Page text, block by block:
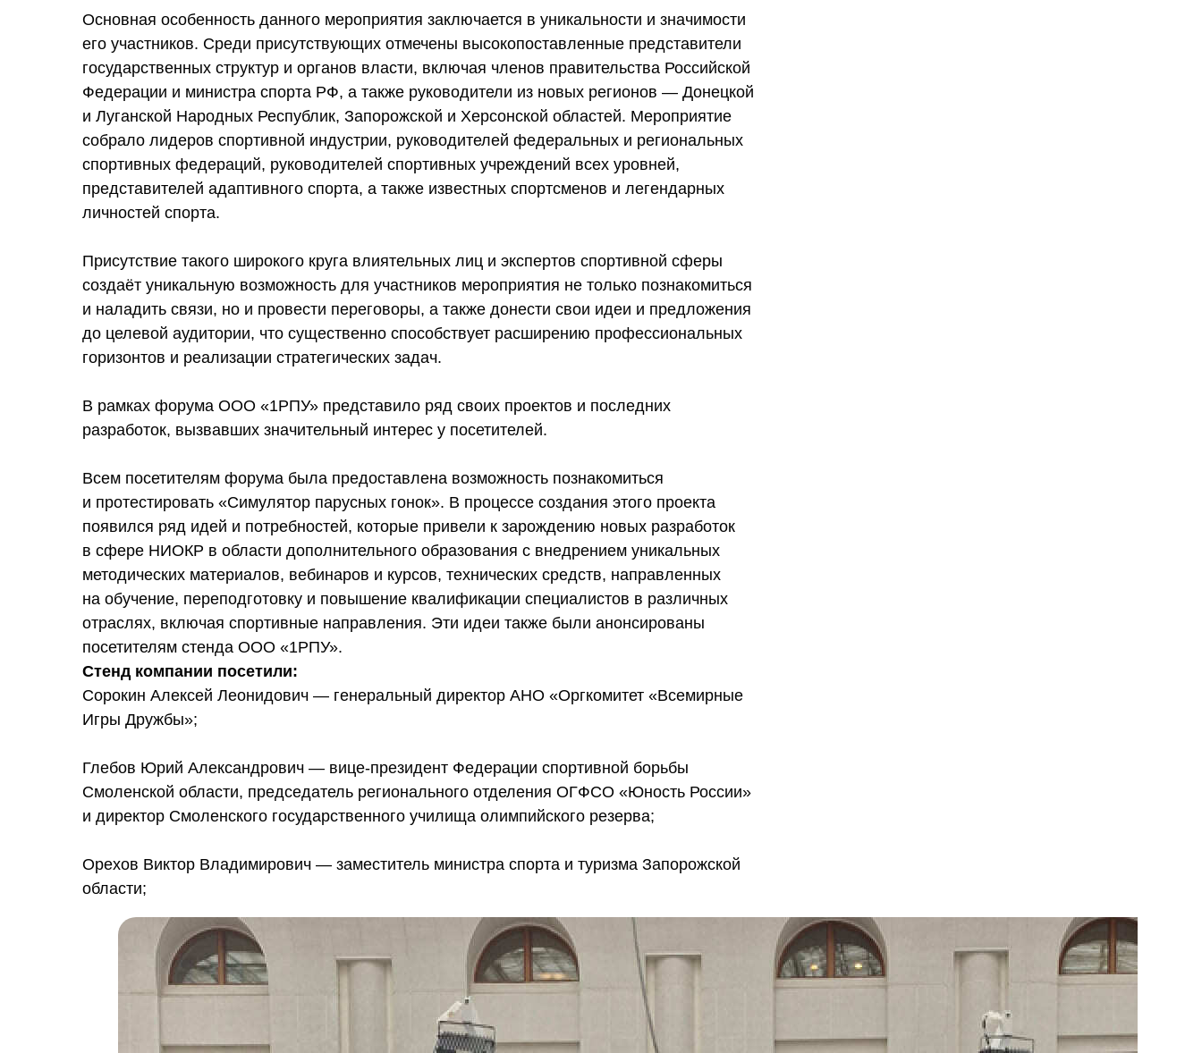
Основная особенность данного мероприятия заключается в уникальности и значимости
его участников. Среди присутствующих отмечены высокопоставленные представители
государственных структур и органов власти, включая членов правительства Российской
Федерации и министра спорта РФ, а также руководители из новых регионов — Донецкой
и Луганской Народных Республик, Запорожской и Херсонской областей. Мероприятие
собрало лидеров спортивной индустрии, руководителей федеральных и региональных
спортивных федераций, руководителей спортивных учреждений всех уровней,
представителей адаптивного спорта, а также известных спортсменов и легендарных
личностей спорта.
Присутствие такого широкого круга влиятельных лиц и экспертов спортивной сферы
создаёт уникальную возможность для участников мероприятия не только познакомиться
и наладить связи, но и провести переговоры, а также донести свои идеи и предложения
до целевой аудитории, что существенно способствует расширению профессиональных
горизонтов и реализации стратегических задач.
В рамках форума ООО «1РПУ» представило ряд своих проектов и последних
разработок, вызвавших значительный интерес у посетителей.
Всем посетителям форума была предоставлена возможность познакомиться
и протестировать «Симулятор парусных гонок». В процессе создания этого проекта
появился ряд идей и потребностей, которые привели к зарождению новых разработок
в сфере НИОКР в области дополнительного образования с внедрением уникальных
методических материалов, вебинаров и курсов, технических средств, направленных
на обучение, переподготовку и повышение квалификации специалистов в различных
отраслях, включая спортивные направления. Эти идеи также были анонсированы
посетителям стенда ООО «1РПУ».
Стенд компании посетили:
Сорокин Алексей Леонидович — генеральный директор АНО «Оргкомитет «Всемирные
Игры Дружбы»;
Глебов Юрий Александрович — вице-президент Федерации спортивной борьбы
Смоленской области, председатель регионального отделения ОГФСО «Юность России»
и директор Смоленского государственного училища олимпийского резерва;
Орехов Виктор Владимирович — заместитель министра спорта и туризма Запорожской
области;